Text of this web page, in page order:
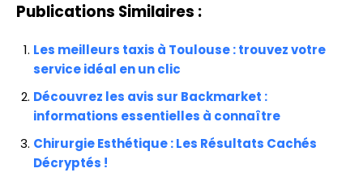
Publications Similaires :
Les meilleurs taxis à Toulouse : trouvez votre
service idéal en un clic
Découvrez les avis sur Backmarket :
informations essentielles à connaître
Chirurgie Esthétique : Les Résultats Cachés
Décryptés !